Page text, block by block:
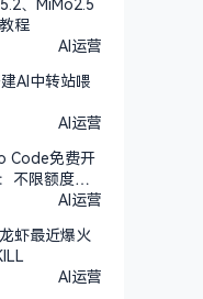
程
AI运营
AI中转站喂
AI运营
Code免费开
不限额度，n
AI运营
虾最近爆火
AI运营